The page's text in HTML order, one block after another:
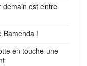
demain est entre
Bamenda !
en touche une